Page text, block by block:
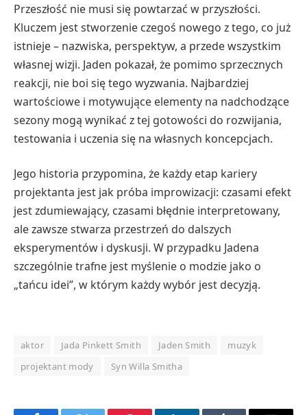
Przeszłość nie musi się powtarzać w przyszłości.
Kluczem jest stworzenie czegoś nowego z tego, co już
istnieje – nazwiska, perspektyw, a przede wszystkim
własnej wizji. Jaden pokazał, że pomimo sprzecznych
reakcji, nie boi się tego wyzwania. Najbardziej
wartościowe i motywujące elementy na nadchodzące
sezony mogą wynikać z tej gotowości do rozwijania,
testowania i uczenia się na własnych koncepcjach.
Jego historia przypomina, że ​​każdy etap kariery
projektanta jest jak próba improwizacji: czasami efekt
jest zdumiewający, czasami błędnie interpretowany,
ale zawsze stwarza przestrzeń do dalszych
eksperymentów i dyskusji. W przypadku Jadena
szczególnie trafne jest myślenie o modzie jako o
„tańcu idei”, w którym każdy wybór jest decyzją.
aktor Jada Pinkett Smith Jaden Smith
muzyk
projektant mody
Syn Willa Smitha